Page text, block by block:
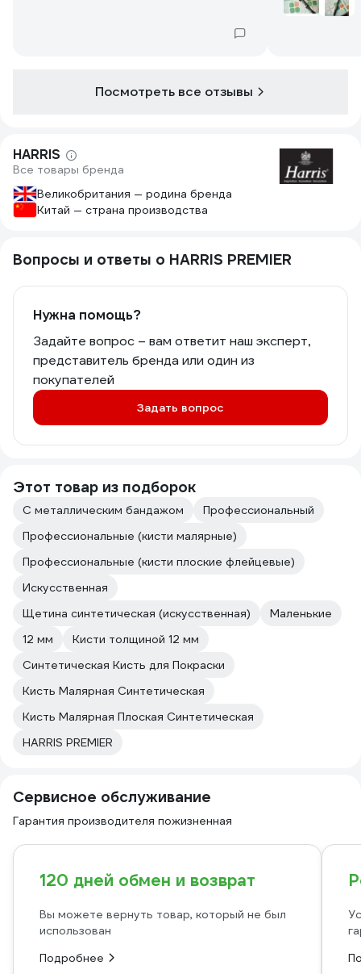
Посмотреть все отзывы
HARRIS
Все товары бренда
Великобритания — родина бренда
Китай — страна производства
Вопросы и ответы о HARRIS PREMIER
Нужна помощь?
Задайте вопрос – вам ответит наш эксперт,
представитель бренда или один из
покупателей
Задать вопрос
Этот товар из подборок
С металлическим бандажом
Профессиональный
Профессиональные (кисти малярные)
Профессиональные (кисти плоские флейцевые)
Искусственная
Щетина синтетическая (искусственная)
Маленькие
12 мм
Кисти толщиной 12 мм
Синтетическая Кисть для Покраски
Кисть Малярная Синтетическая
Кисть Малярная Плоская Синтетическая
HARRIS PREMIER
Сервисное обслуживание
Гарантия производителя пожизненная
120 дней обмен и возврат
Вы можете вернуть товар, который не был
использован
Подробнее